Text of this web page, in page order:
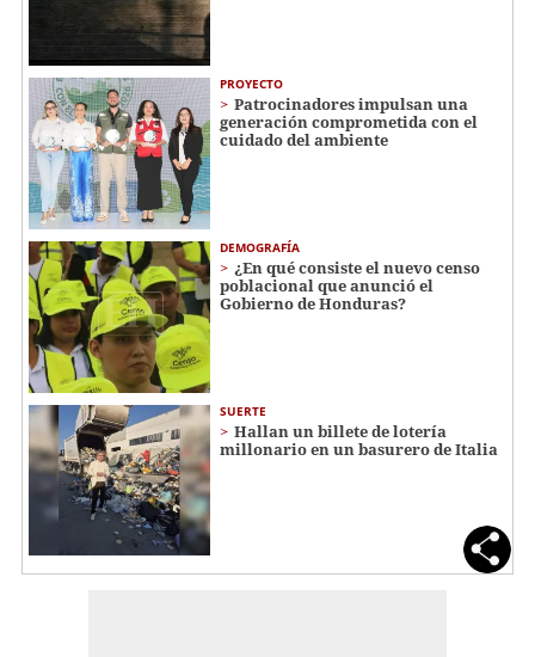
PROYECTO
Patrocinadores impulsan una
generación comprometida con el
cuidado del ambiente
DEMOGRAFÍA
¿En qué consiste el nuevo censo
poblacional que anunció el
Gobierno de Honduras?
SUERTE
Hallan un billete de lotería
millonario en un basurero de Italia